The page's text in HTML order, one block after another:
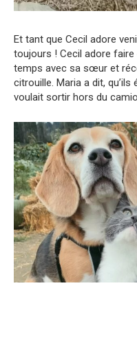
Et tant que Cecil adore
toujours ! Cecil adore
temps avec sa sœur et
citrouille. Maria a dit,
voulait sortir hors du